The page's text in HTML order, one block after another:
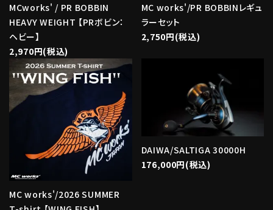
MCworks' / PR BOBBIN
HEAVY WEIGHT 【PRボビン：
ヘビー】
2,970円(税込)
MC works'/PR BOBBINレギュ
ラーセット
2,750円(税込)
MC works'/2026 SUMMER
DAIWA/SALTIGA 30000H
176,000円(税込)